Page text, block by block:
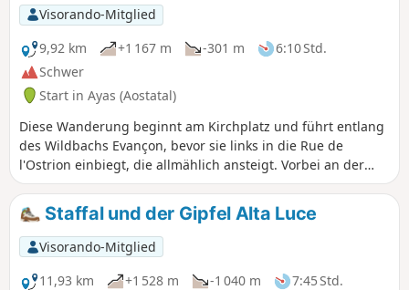
Visorando-Mitglied
9,92 km
+1 167 m -301 m
6:10 Std.
Schwer
Start in Ayas (Aostatal)
Diese Wanderung beginnt am Kirchplatz und führt entlang
des Wildbachs Evançon, bevor sie links in die Rue de
l'Ostrion einbiegt, die allmählich ansteigt. Vorbei an der
kleinen Kapelle, die das Dorf Champoluc und das Ayas-Tal
überragt, erreichen Sie das Dorf Mascognaz, ein
authentisches Walserdorf von großer Schönheit. Die
Wanderung führt über den Col de Palasina und nach einem
leichten Abstieg erreichen Sie die wilden Bataille-Seen und
anschließend die Arp-Hütte auf 2400 Metern Höhe.
Staffal und der Gipfel Alta Luce
Visorando-Mitglied
11,93 km
+1 528 m -1 040 m
7:45 Std.